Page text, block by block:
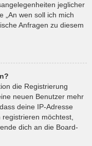
jeglicher
„An wen soll ich mich
Anfragen zu diesem
die Registrierung
neuen Benutzer mehr
deine IP-Adresse
möchtest,
dich an die Board-